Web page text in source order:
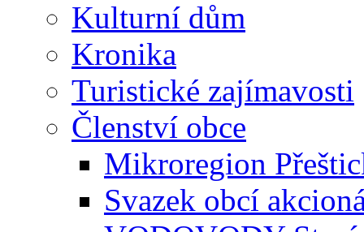
Kulturní dům
Kronika
Turistické zajímavosti
Členství obce
Mikroregion
Svazek obcí